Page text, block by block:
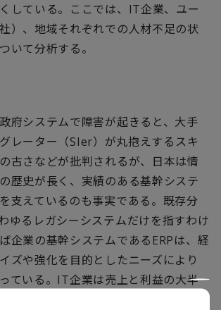
している。ここでは、 IT企業、ユー
）、地域それぞれでの人材不足の状
いて分析する。
府システムで障害が起きると、大手
レーター（SIer）が丸抱えするスキ
古さなどが批判されるが、日本は情
歴史が長く、実績のある基幹システ
支えているのも事実である。既存分
ゆるレガシーシステムだけを指すわけ
企業の基幹システムであるERPは、経
ズや強化を目的としたニーズにより
ている。 IT企業は売上と利益の大半
ており、世間的に注目度が高い先端